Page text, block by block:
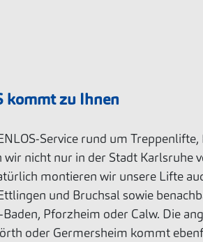
kommt zu Ihnen
Service rund um
wir nicht nur in der Stadt Karlsruhe
montieren wir unsere Lifte
und Bruchsal sowie
Baden, Pforzheim oder Calw. Die
oder Germersheim kommt